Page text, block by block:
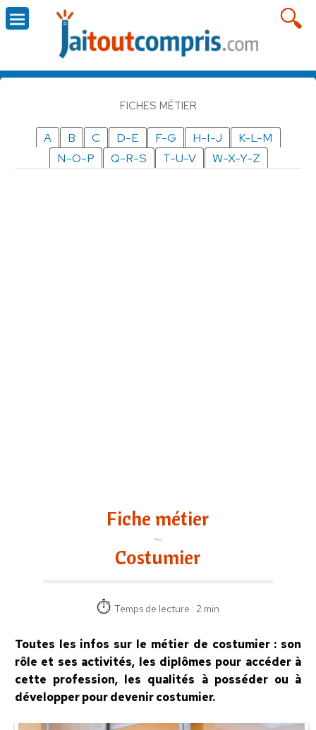
FICHES MÉTIER
A B C D-E F-G H-I-J
K-L-M
N-O-P
Q-R-S T-U-V W-X-Y-Z
Fiche métier
Costumier
Temps de lecture : 2 min
Toutes les infos sur le métier de costumier : son
rôle et ses activités, les diplômes pour accéder à
cette profession, les qualités à posséder ou à
développer pour devenir costumier.